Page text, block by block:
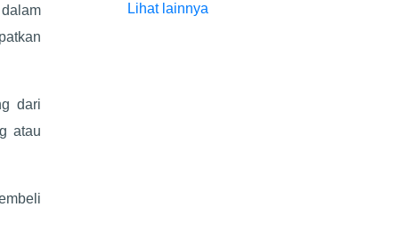
dari
atau
Lihat lainnya